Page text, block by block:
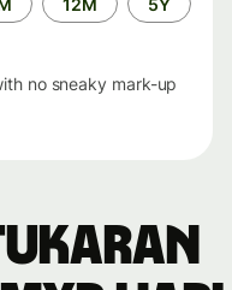
no sneaky mark-up